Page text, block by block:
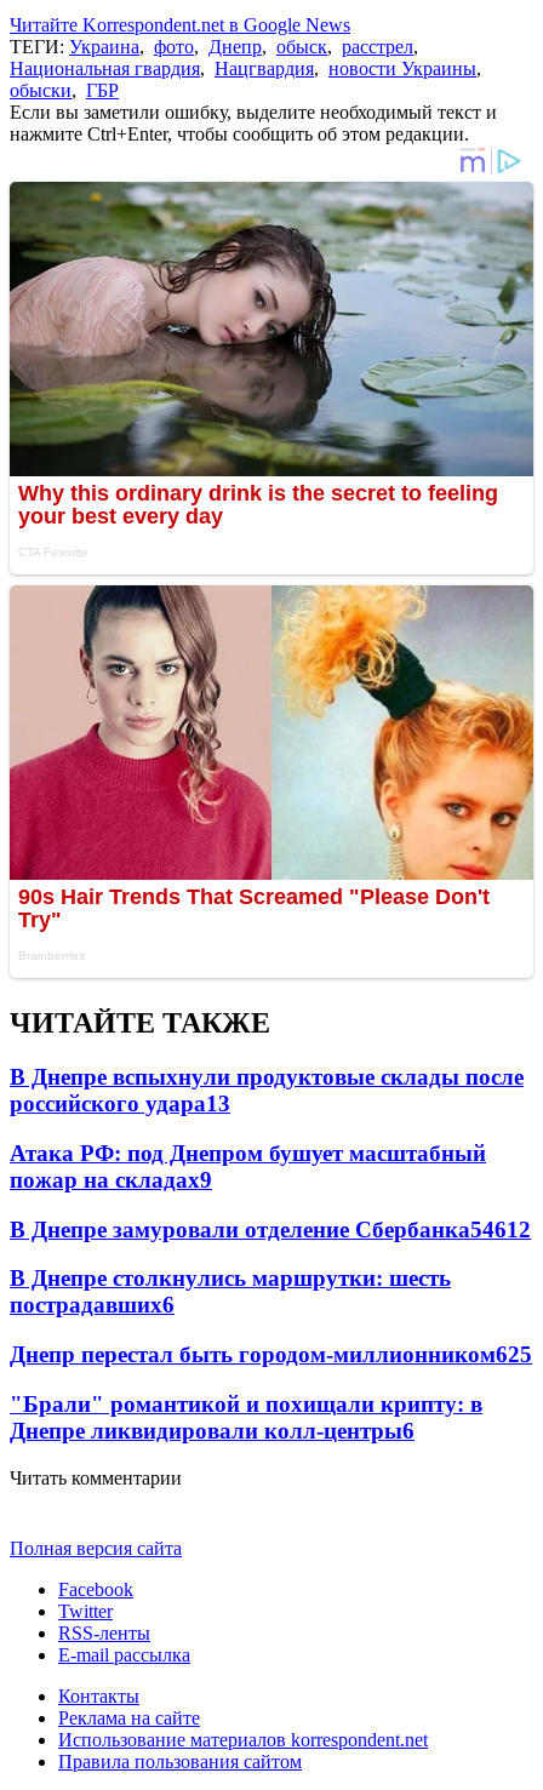
Читайте Korrespondent.net в Google News
ТЕГИ: Украина, фото, Днепр, обыск, расстрел,
Национальная гвардия, Нацгвардия, новости Украины,
обыски, ГБР
Если вы заметили ошибку, выделите необходимый текст и
нажмите Ctrl+Enter, чтобы сообщить об этом редакции.
ЧИТАЙТЕ ТАКЖЕ
В Днепре вспыхнули продуктовые склады после
российского удара13
Атака РФ: под Днепром бушует масштабный
пожар на складах9
В Днепре замуровали отделение Сбербанка54612
В Днепре столкнулись маршрутки: шесть
пострадавших6
Днепр перестал быть городом-миллионником625
"Брали" романтикой и похищали крипту: в
Днепре ликвидировали колл-центры6
Читать комментарии
Полная версия сайта
Facebook
Twitter
RSS-ленты
E-mail рассылка
Контакты
Реклама на сайте
Использование материалов korrespondent.net
Правила пользования сайтом